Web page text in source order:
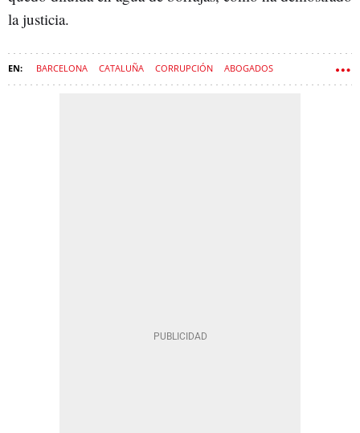
la justicia.
BARCELONA CATALUÑA CORRUPCIÓN ABOGADOS